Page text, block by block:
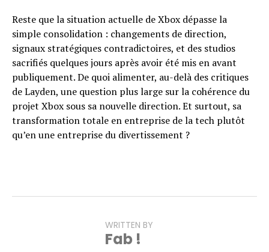
Reste que la situation actuelle de Xbox dépasse la
simple consolidation : changements de direction,
signaux stratégiques contradictoires, et des studios
sacrifiés quelques jours après avoir été mis en avant
publiquement. De quoi alimenter, au-delà des critiques
de Layden, une question plus large sur la cohérence du
projet Xbox sous sa nouvelle direction. Et surtout, sa
transformation totale en entreprise de la tech plutôt
qu’en une entreprise du divertissement ?
WRITTEN BY
Fab !